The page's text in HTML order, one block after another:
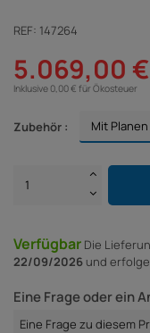
REF: 147264
5.069,00 €
Inklusive 0,00 € für Ökosteuer
Zubehör :
Verfügbar Die
22/09/2026 und
Eine Frage oder ein
Eine Frage zu diesem